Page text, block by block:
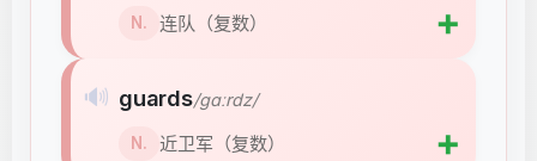
N. 连队（复数） ➕
🔊 guards/ɡɑːrdz/
N. 近卫军（复数） ➕